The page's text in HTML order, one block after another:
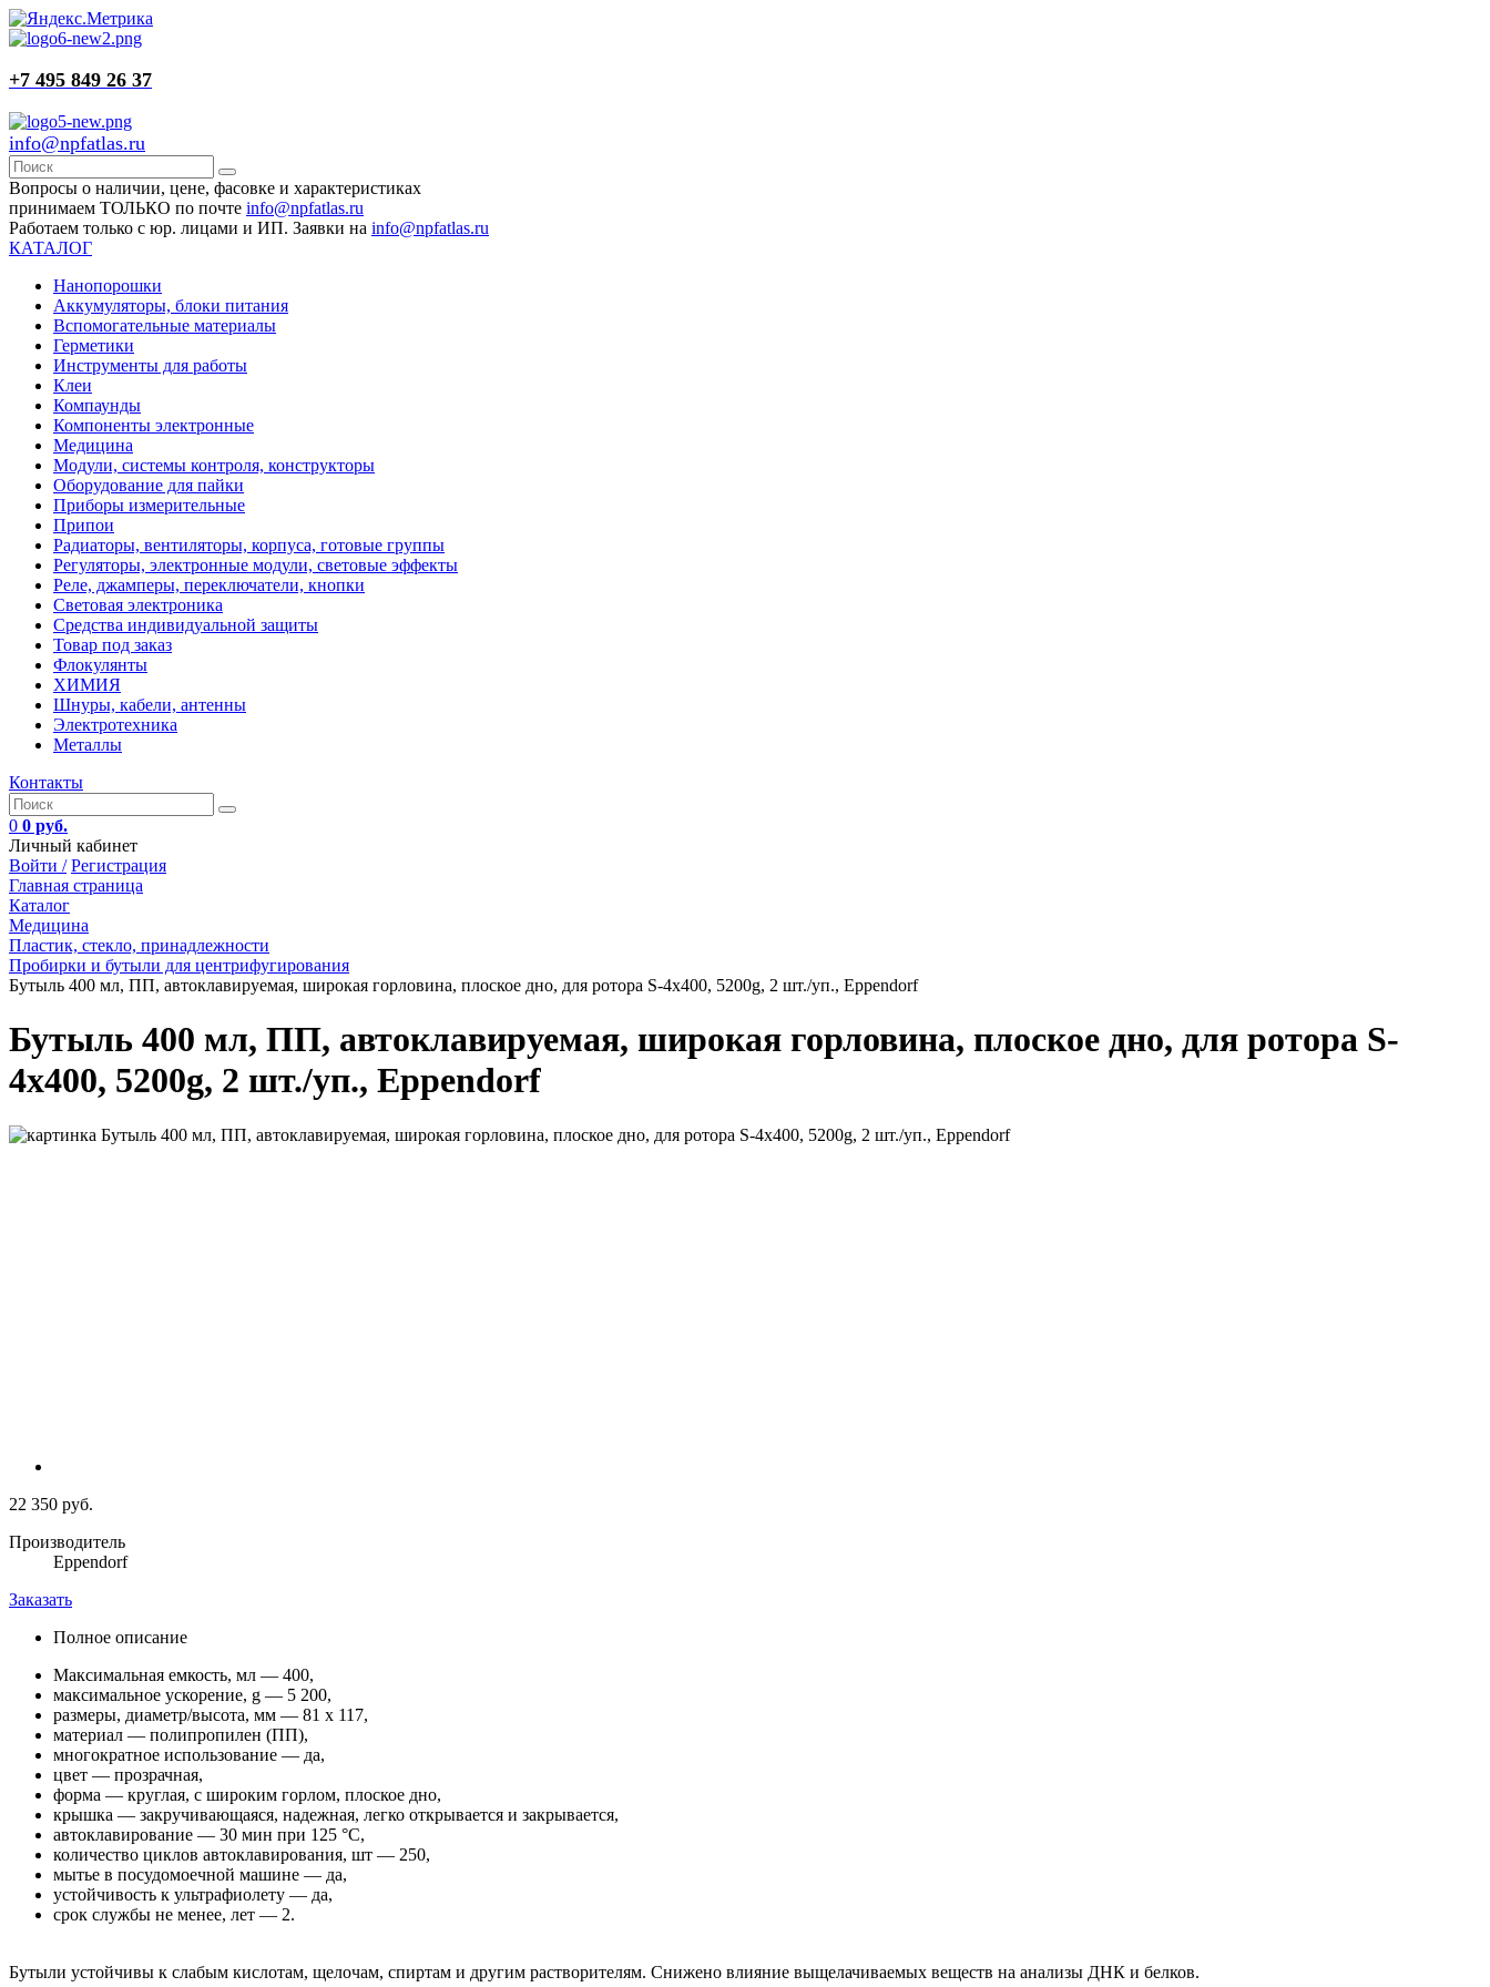
+7 495 849 26 37
info@npfatlas.ru
Вопросы о наличии, цене, фасовке и характеристиках
принимаем ТОЛЬКО по почте info@npfatlas.ru
Работаем только с юр. лицами и ИП. Заявки на info@npfatlas.ru
КАТАЛОГ
Нанопорошки
Аккумуляторы, блоки питания
Вспомогательные материалы
Герметики
Инструменты для работы
Клеи
Компаунды
Компоненты электронные
Медицина
Модули, системы контроля, конструкторы
Оборудование для пайки
Приборы измерительные
Припои
Радиаторы, вентиляторы, корпуса, готовые группы
Регуляторы, электронные модули, световые эффекты
Реле, джамперы, переключатели, кнопки
Световая электроника
Средства индивидуальной защиты
Товар под заказ
Флокулянты
ХИМИЯ
Шнуры, кабели, антенны
Электротехника
Металлы
Контакты
0 0 руб.
Личный кабинет
Войти / Регистрация
Главная страница
Каталог
Медицина
Пластик, стекло, принадлежности
Пробирки и бутыли для центрифугирования
Бутыль 400 мл, ПП, автоклавируемая, широкая горловина, плоское дно, для ротора S-4x400, 5200g, 2 шт./уп., Eppendorf
Бутыль 400 мл, ПП, автоклавируемая, широкая горловина, плоское дно, для ротора S-
4x400, 5200g, 2 шт./уп., Eppendorf
22 350 руб.
Производитель
Eppendorf
Заказать
Полное описание
Максимальная емкость, мл — 400,
максимальное ускорение, g — 5 200,
размеры, диаметр/высота, мм — 81 х 117,
материал — полипропилен (ПП),
многократное использование — да,
цвет — прозрачная,
форма — круглая, с широким горлом, плоское дно,
крышка — закручивающаяся, надежная, легко открывается и закрывается,
автоклавирование — 30 мин при 125 °C,
количество циклов автоклавирования, шт — 250,
мытье в посудомоечной машине — да,
устойчивость к ультрафиолету — да,
срок службы не менее, лет — 2.
Бутыли устойчивы к слабым кислотам, щелочам, спиртам и другим растворителям. Снижено влияние выщелачиваемых веществ на анализы ДНК и белков.